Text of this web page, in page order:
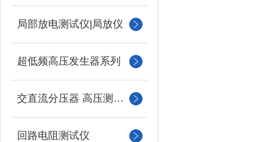
局部放电测试仪|局放仪
超低频高压发生器系列
交直流分压器 高压测量仪
回路电阻测试仪